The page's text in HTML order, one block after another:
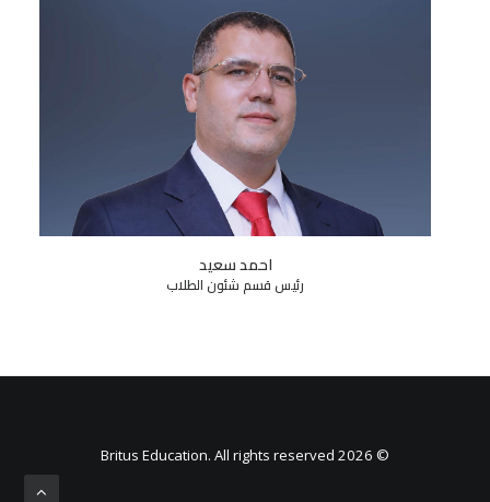
احمد سعيد
رئيس قسم شئون الطلاب
© 2026 Britus Education. All rights reserved